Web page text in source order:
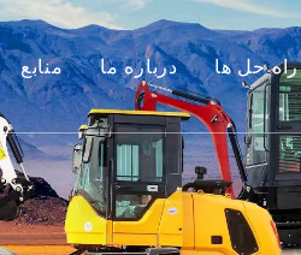
منابع
راهنماها
سوالات متداول
فیلم های
درباره ما
داستان ما
مزیت ما
راه حل ها